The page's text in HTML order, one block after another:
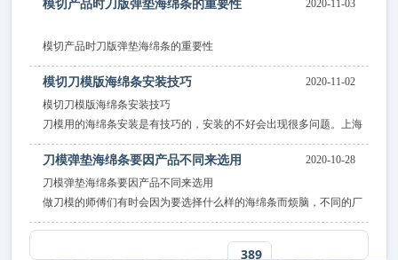
模切产品时刀版弹垫海绵条的重要性 2020-11-03
模切产品时刀版弹垫海绵条的重要性
“模切”是印刷行业中靠后的一个环节，之前在印刷工序中比重较小，
随着市场要求的不断提高，模切技术也越来越被重视
模切刀模版海绵条安装技巧 2020-11-02
模切刀模版海绵条安装技巧
刀模用的海绵条安装是有技巧的，安装的不好会出现很多问题。上海
的陈老板就遇到过这样的轧心事。
刀模弹垫海绵条要因产品不同来选用 2020-10-28
刀模弹垫海绵条要因产品不同来选用
做刀模的师傅们有时会因为要选择什么样的海绵条而烦脑，不同的厂
家因啤压产品的不同用的海绵条是不一样的
389